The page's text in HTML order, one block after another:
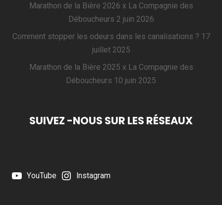
Marathon de la Bière 2026 x La Compagnie des
Déboucheurs 2 juin 2026
Comment stopper les odeurs dans les canalisations ? 17
juillet 2025
Marathon de la Bière 2025 x La Compagnie des
Déboucheurs 10 juin 2025
SUIVEZ -NOUS SUR LES RÉSEAUX
YouTube Instagram